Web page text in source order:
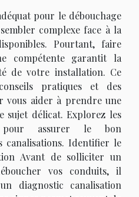
pour le débouchage
complexe face à la
Pourtant, faire
compétente garantit la
de votre installation. Ce
pratiques et des
vous aider à prendre une
sujet délicat. Explorez les
pour assurer le bon
canalisations. Identifier le
Avant de solliciter un
vos conduits, il
diagnostic canalisation